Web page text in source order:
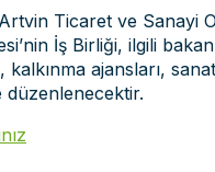
Ticaret ve Sanayi
İş Birliği, ilgili
ajansları,
düzenlenecektir.